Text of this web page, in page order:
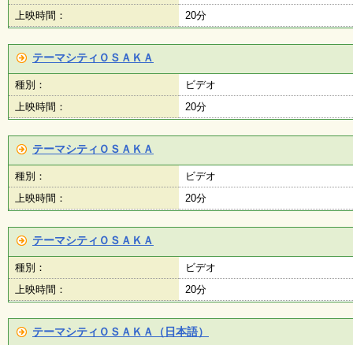
上映時間：
20分
テーマシティＯＳＡＫＡ
種別：
ビデオ
上映時間：
20分
テーマシティＯＳＡＫＡ
種別：
ビデオ
上映時間：
20分
テーマシティＯＳＡＫＡ
種別：
ビデオ
上映時間：
20分
テーマシティＯＳＡＫＡ（日本語）